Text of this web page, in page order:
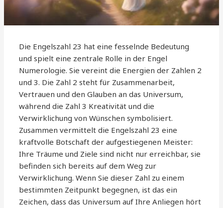
Die Engelszahl 23 hat eine fesselnde Bedeutung
und spielt eine zentrale Rolle in der Engel
Numerologie. Sie vereint die Energien der Zahlen 2
und 3. Die Zahl 2 steht für Zusammenarbeit,
Vertrauen und den Glauben an das Universum,
während die Zahl 3 Kreativität und die
Verwirklichung von Wünschen symbolisiert.
Zusammen vermittelt die Engelszahl 23 eine
kraftvolle Botschaft der aufgestiegenen Meister:
Ihre Träume und Ziele sind nicht nur erreichbar, sie
befinden sich bereits auf dem Weg zur
Verwirklichung. Wenn Sie dieser Zahl zu einem
bestimmten Zeitpunkt begegnen, ist das ein
Zeichen, dass das Universum auf Ihre Anliegen hört